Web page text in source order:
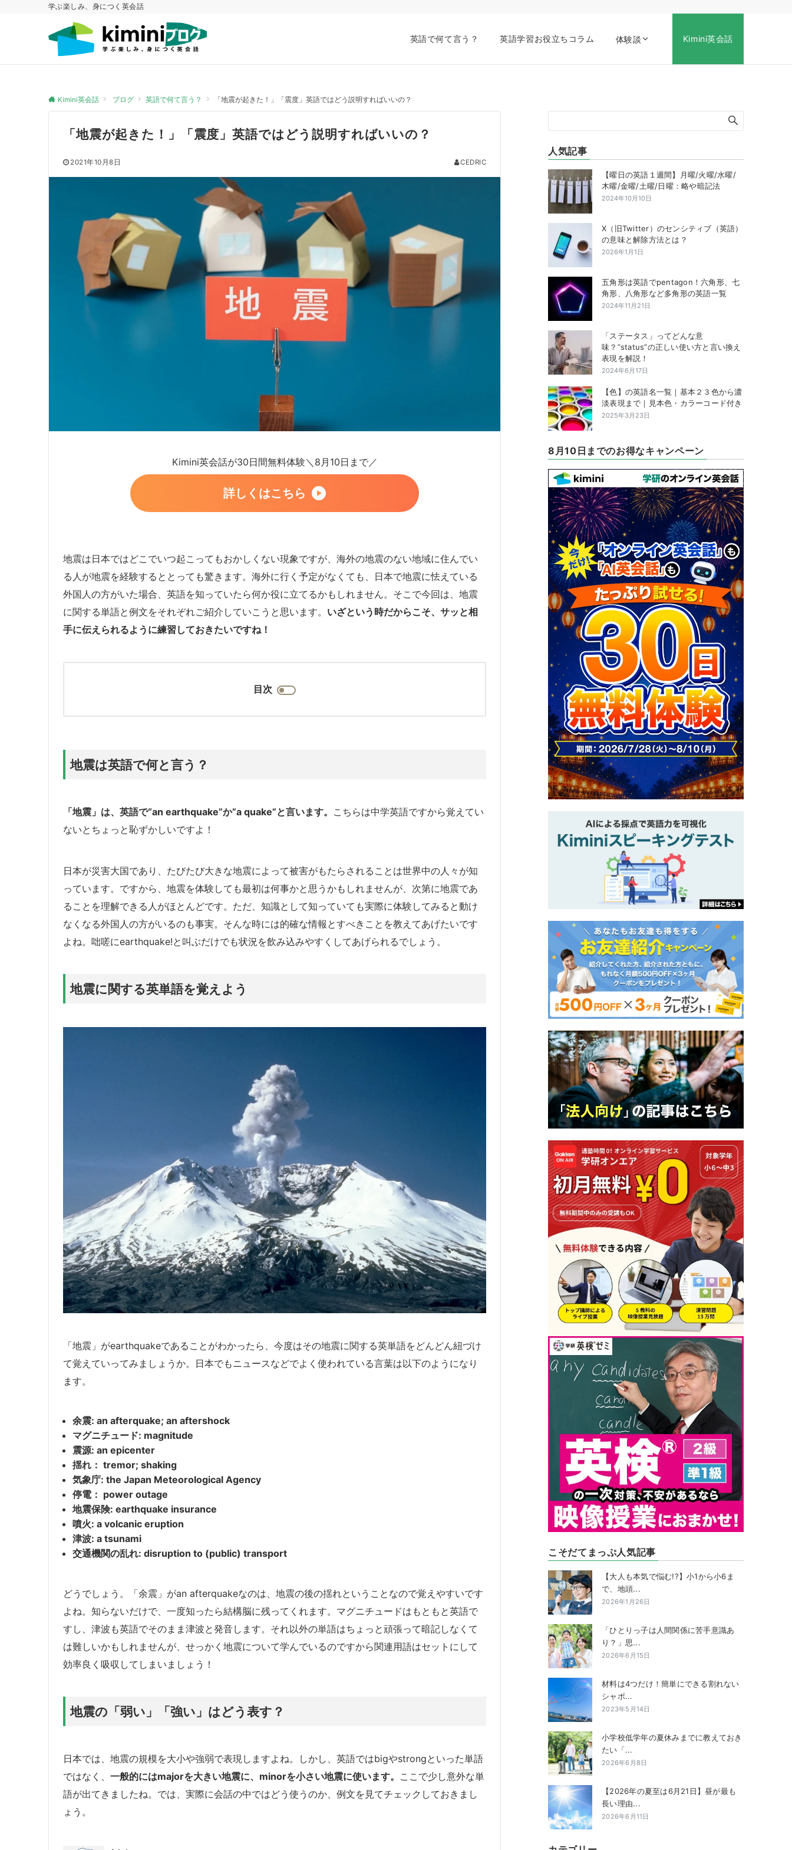
学ぶ楽しみ、身につく英会話
英語で何て言う？ 英語学習お役立ちコラム 体験談 Kimini英会話
Kimini英会話 ブログ 英語で何て言う？ 「地震が起きた！」「震度」英語ではどう説明すればいいの？
「地震が起きた！」「震度」英語ではどう説明すればいいの？
2021年10月8日 CEDRIC
Kimini英会話が30日間無料体験＼8月10日まで／
詳しくはこちら
地震は日本ではどこでいつ起こってもおかしくない現象ですが、海外の地震のない地域に住んでい
る人が地震を経験するととっても驚きます。海外に行く予定がなくても、日本で地震に怯えている
外国人の方がいた場合、英語を知っていたら何か役に立てるかもしれません。そこで今回は、地震
に関する単語と例文をそれぞれご紹介していこうと思います。 いざという時だからこそ、サッと相
手に伝えられるように練習しておきたいですね！
目次
地震は英語で何と言う？
「地震」は、英語で“an earthquake”か”a quake”と言います。 こちらは中学英語ですから覚えてい
ないとちょっと恥ずかしいですよ！
日本が災害大国であり、たびたび大きな地震によって被害がもたらされることは世界中の人々が知
っています。ですから、地震を体験しても最初は何事かと思うかもしれませんが、次第に地震であ
ることを理解できる人がほとんどです。ただ、知識として知っていても実際に体験してみると動け
なくなる外国人の方がいるのも事実。そんな時には的確な情報とすべきことを教えてあげたいです
よね。咄嗟にearthquake!と叫ぶだけでも状況を飲み込みやすくしてあげられるでしょう。
地震に関する英単語を覚えよう
「地震」がearthquakeであることがわかったら、今度はその地震に関する英単語をどんどん紐づけ
て覚えていってみましょうか。日本でもニュースなどでよく使われている言葉は以下のようになり
ます。
余震: an afterquake; an aftershock
マグニチュード: magnitude
震源: an epicenter
揺れ： tremor; shaking
気象庁: the Japan Meteorological Agency
停電： power outage
地震保険: earthquake insurance
噴火: a volcanic eruption
津波: a tsunami
交通機関の乱れ: disruption to (public) transport
どうでしょう。「余震」がan afterquakeなのは、地震の後の揺れということなので覚えやすいです
よね。知らないだけで、一度知ったら結構脳に残ってくれます。マグニチュードはもともと英語で
すし、津波も英語でそのまま津波と発音します。それ以外の単語はちょっと頑張って暗記しなくて
は難しいかもしれませんが、せっかく地震について学んでいるのですから関連用語はセットにして
効率良く吸収してしまいましょう！
地震の「弱い」「強い」はどう表す？
日本では、地震の規模を大小や強弱で表現しますよね。しかし、英語ではbigやstrongといった単語
ではなく、 一般的にはmajorを大きい地震に、minorを小さい地震に使います。 ここで少し意外な単
語が出てきましたね。では、実際に会話の中ではどう使うのか、例文を見てチェックしておきまし
ょう。
人気記事
【曜日の英語１週間】月曜/火曜/水曜/
木曜/金曜/土曜/日曜：略や暗記法
2024年10月10日
X（旧Twitter）のセンシティブ（英語）
の意味と解除方法とは？
2026年1月1日
五角形は英語でpentagon！六角形、七
角形、八角形など多角形の英語一覧
2024年11月21日
「ステータス」ってどんな意
味？”status”の正しい使い方と言い換え
表現を解説！
2024年6月17日
【色】の英語名一覧｜基本２３色から濃
淡表現まで｜見本色・カラーコード付き
2025年3月23日
8月10日までのお得なキャンペーン
こそだてまっぷ人気記事
【大人も本気で悩む!?】小1から小6ま
で、地頭...
2026年1月26日
「ひとりっ子は人間関係に苦手意識あ
り？」思...
2026年6月15日
材料は4つだけ！簡単にできる割れない
シャボ...
2023年5月14日
小学校低学年の夏休みまでに教えておき
たい「...
2026年6月8日
【2026年の夏至は6月21日】昼が最も
長い理由...
2026年6月11日